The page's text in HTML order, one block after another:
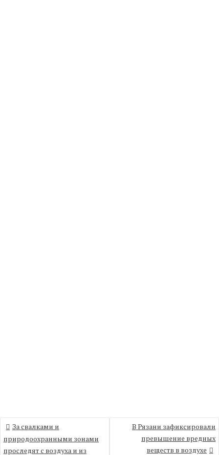
Навигация
по
записям
За свалками и
природоохранными зонами
проследят с воздуха и из
В Рязани зафиксировали
превышение вредных
веществ в воздухе